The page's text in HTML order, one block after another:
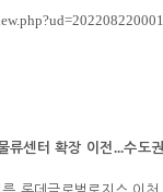
류센터 확장 이전...수도